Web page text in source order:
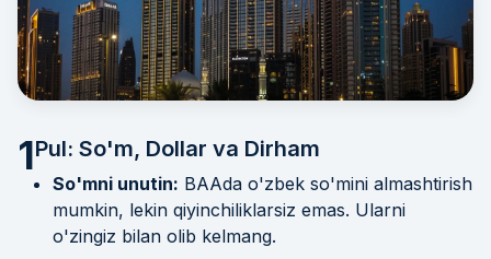
1Pul: So'm, Dollar va Dirham
So'mni unutin: BAAda o'zbek so'mini almashtirish
mumkin, lekin qiyinchiliklarsiz emas. Ularni
o'zingiz bilan olib kelmang.